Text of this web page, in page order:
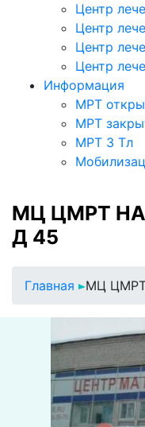
Центр
Центр
Центр
Центр
Информация
МРТ
МРТ
МРТ 3 Тл
МЦ ЦМРТ
Д 45
Главная МЦ ЦМРТ